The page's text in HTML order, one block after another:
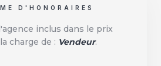
D'HONORAIRES
inclus dans le prix
charge de : Vendeur.